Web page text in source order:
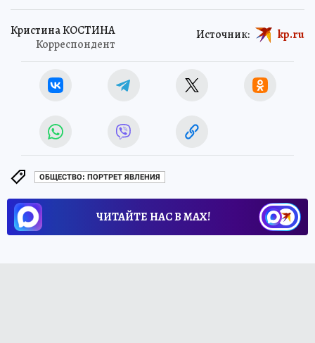
Кристина КОСТИНА
Корреспондент
Источник: kp.ru
ОБЩЕСТВО: ПОРТРЕТ ЯВЛЕНИЯ
ЧИТАЙТЕ НАС В МАХ!